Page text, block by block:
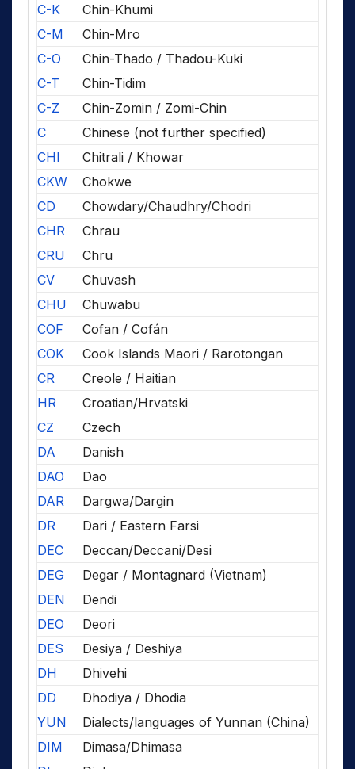
C-K
Chin-Khumi
C-M
Chin-Mro
C-O
Chin-Thado / Thadou-Kuki
C-T
Chin-Tidim
C-Z
Chin-Zomin / Zomi-Chin
C
Chinese (not further specified)
CHI
Chitrali / Khowar
CKW
Chokwe
CD
Chowdary/Chaudhry/Chodri
CHR
Chrau
CRU
Chru
CV
Chuvash
CHU
Chuwabu
COF
Cofan / Cofán
COK
Cook Islands Maori / Rarotongan
CR
Creole / Haitian
HR
Croatian/Hrvatski
CZ
Czech
DA
Danish
DAO
Dao
DAR
Dargwa/Dargin
DR
Dari / Eastern Farsi
DEC
Deccan/Deccani/Desi
DEG
Degar / Montagnard (Vietnam)
DEN
Dendi
DEO
Deori
DES
Desiya / Deshiya
DH
Dhivehi
DD
Dhodiya / Dhodia
YUN
Dialects/languages of Yunnan (China)
DIM
Dimasa/Dhimasa